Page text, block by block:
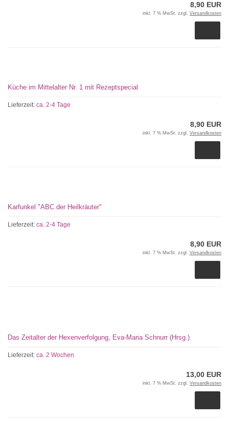
8,90 EUR
inkl. 7 % MwSt. zzgl. Versandkosten
Küche im Mittelalter Nr. 1 mit Rezeptspecial
Lieferzeit: ca. 2-4 Tage
8,90 EUR
inkl. 7 % MwSt. zzgl. Versandkosten
Karfunkel "ABC der Heilkräuter"
Lieferzeit: ca. 2-4 Tage
8,90 EUR
inkl. 7 % MwSt. zzgl. Versandkosten
Das Zeitalter der Hexenverfolgung, Eva-Maria Schnurr (Hrsg.)
Lieferzeit: ca. 2 Wochen
13,00 EUR
inkl. 7 % MwSt. zzgl. Versandkosten